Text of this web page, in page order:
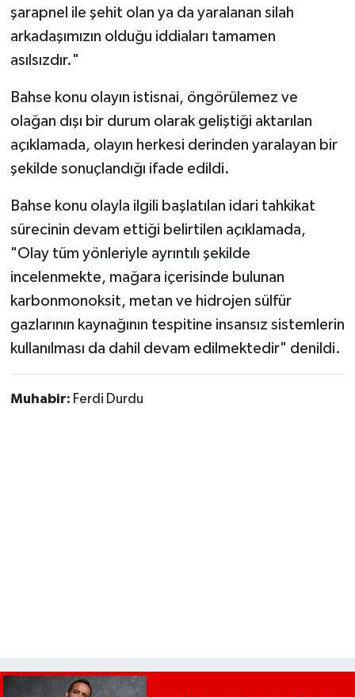
şarapnel ile şehit olan ya da yaralanan silah
arkadaşımızın olduğu iddiaları tamamen
asılsızdır."
Bahse konu olayın istisnai, öngörülemez ve
olağan dışı bir durum olarak geliştiği aktarılan
açıklamada, olayın herkesi derinden yaralayan bir
şekilde sonuçlandığı ifade edildi.
Bahse konu olayla ilgili başlatılan idari tahkikat
sürecinin devam ettiği belirtilen açıklamada,
"Olay tüm yönleriyle ayrıntılı şekilde
incelenmekte, mağara içerisinde bulunan
karbonmonoksit, metan ve hidrojen sülfür
gazlarının kaynağının tespitine insansız sistemlerin
kullanılması da dahil devam edilmektedir" denildi.
Muhabir: Ferdi Durdu